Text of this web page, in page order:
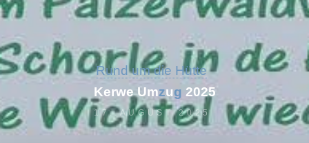
Rund um die Hütte
Kerwe Umzug 2025
17. AUGUST 2025